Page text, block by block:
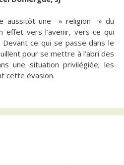
aussitôt une » religion » du
effet vers l’avenir, vers ce qui
ce qui se passe dans le
pour se mettre à l’abri des
une situation privilégiée; les
cette évasion.